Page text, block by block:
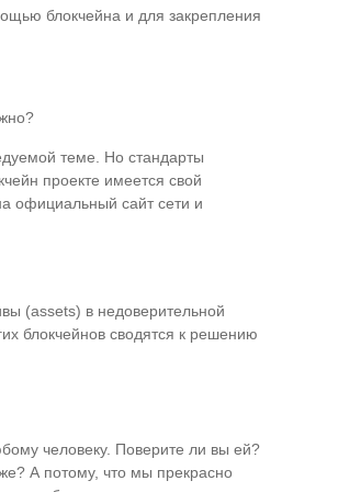
блокчейна и для закрепления
теме. Но стандарты
проекте имеется свой
официальный сайт сети и
(assets) в недоверительной
блокчейнов сводятся к решению
человеку. Поверите ли вы ей?
А потому, что мы прекрасно